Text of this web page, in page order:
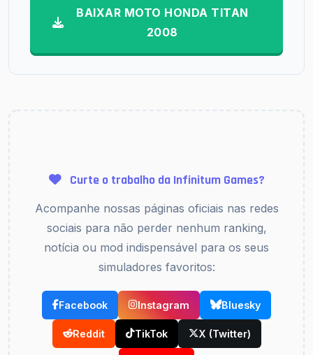
BAIXAR MOTO HONDA TITAN
2008
Curte o trabalho da Infinitum Games?
Acompanhe nossas páginas oficiais nas redes
sociais para não perder nenhum ranking,
notícia ou mod indispensável para os seus
simuladores favoritos:
Facebook Instagram Bluesky
Reddit TikTok X (Twitter)